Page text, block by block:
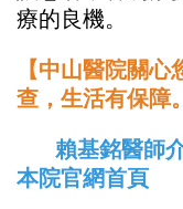
療的良機。
【中山醫院關
查，生活有保障
賴基銘醫師
本院官網首頁